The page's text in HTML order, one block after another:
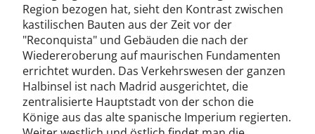
Region bezogen hat, sieht den Kontrast zwischen
kastilischen Bauten aus der Zeit vor der
"Reconquista" und Gebäuden die nach der
Wiedereroberung auf maurischen Fundamenten
errichtet wurden. Das Verkehrswesen der ganzen
Halbinsel ist nach Madrid ausgerichtet, die
zentralisierte Hauptstadt von der schon die
Könige aus das alte spanische Imperium regierten.